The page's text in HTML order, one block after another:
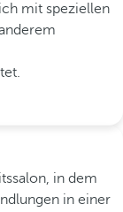
mit speziellen
in dem
in einer